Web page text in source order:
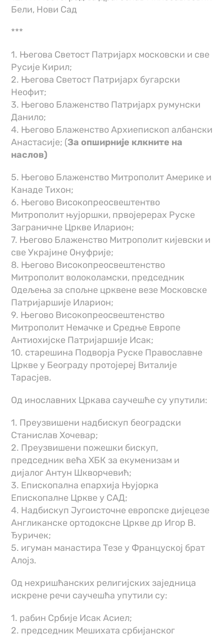
Бели, Нови Сад
***
1. Његова Светост Патријарх московски и све
Русије Кирил;
2. Његова Светост Патријарх бугарски
Неофит;
3. Његово Блаженство Патријарх румунски
Данило;
4. Његово Блаженство Архиепископ албански
Анастасије; (За опширније клкните на
наслов)
5. Његово Блаженство Митрополит Америке и
Канаде Тихон;
6. Његово Високопреосвештентво
Митрополит њујоршки, првојерерах Руске
Заграничне Цркве Иларион;
7. Његово Блаженство Митрополит кијевски и
све Украјине Онуфрије;
8. Његово Високопреосвештенство
Митрополит волоколамски, председник
Одељења за спољне црквене везе Московске
Патријаршије Иларион;
9. Његово Високопреосвештенство
Митрополит Немачке и Средње Европе
Антиохијске Патријаршије Исак;
10. старешина Подворја Руске Православне
Цркве у Београду протојереј Виталије
Тарасјев.
Од инославних Цркава саучешће су упутили:
1. Преузвишени надбискуп београдски
Станислав Хочевар;
2. Преузвишени пожешки бискуп,
председник већа ХБК за екуменизам и
дијалог Антун Шкворчевић;
3. Епископална епархија Њујорка
Епископалне Цркве у САД;
4. Надбискуп Југоисточне европске дијецезе
Англиканске ортодоксне Цркве др Игор В.
Ђуричек;
5. игуман манастира Тезе у Француској брат
Алојз.
Од нехришћанских религијских заједница
искрене речи саучешћа упутили су:
1. рабин Србије Исак Асиел;
2. председник Мешихата србијанског